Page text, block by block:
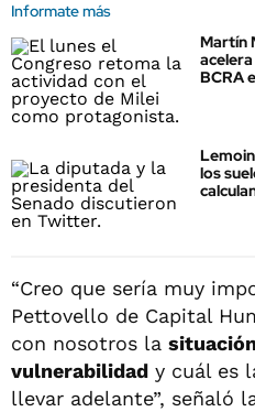
Informate más
Martín
BCRA
los
“Creo que sería muy
Pettovello de Capital
con nosotros la
vulnerabilidad y cuál es
llevar adelante”, señaló